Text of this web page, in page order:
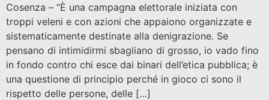
Cosenza – “È una campagna elettorale iniziata con
troppi veleni e con azioni che appaiono organizzate e
sistematicamente destinate alla denigrazione. Se
pensano di intimidirmi sbagliano di grosso, io vado fino
in fondo contro chi esce dai binari dell’etica pubblica; è
una questione di principio perché in gioco ci sono il
rispetto delle persone, delle […]